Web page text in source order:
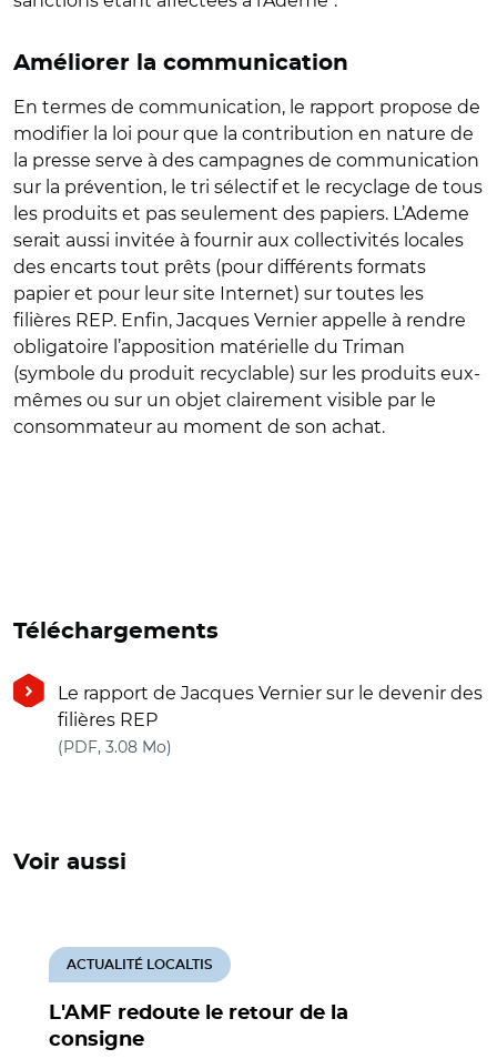
Améliorer la communication
En termes de communication, le rapport propose de
modifier la loi pour que la contribution en nature de
la presse serve à des campagnes de communication
sur la prévention, le tri sélectif et le recyclage de tous
les produits et pas seulement des papiers. L’Ademe
serait aussi invitée à fournir aux collectivités locales
des encarts tout prêts (pour différents formats
papier et pour leur site Internet) sur toutes les
filières REP. Enfin, Jacques Vernier appelle à rendre
obligatoire l’apposition matérielle du Triman
(symbole du produit recyclable) sur les produits eux-
mêmes ou sur un objet clairement visible par le
consommateur au moment de son achat.
Téléchargements
Le rapport de Jacques Vernier sur le devenir des
filières REP
(PDF, 3.08 Mo)
Voir aussi
L'AMF redoute le retour de la
consigne
ACTUALITÉ LOCALTIS